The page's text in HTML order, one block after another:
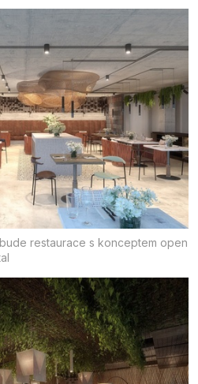
restaurace s konceptem open